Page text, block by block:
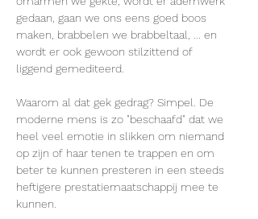
gedaan, gaan we ons eens goed boos
maken, brabbelen we brabbeltaal, ... en
wordt er ook gewoon stilzittend of
liggend gemediteerd.
Waarom al dat gek gedrag? Simpel. De
moderne mens is zo "beschaafd" dat we
heel veel emotie in slikken om niemand
op zijn of haar tenen te trappen en om
beter te kunnen presteren in een steeds
heftigere prestatiemaatschappij mee te
kunnen.